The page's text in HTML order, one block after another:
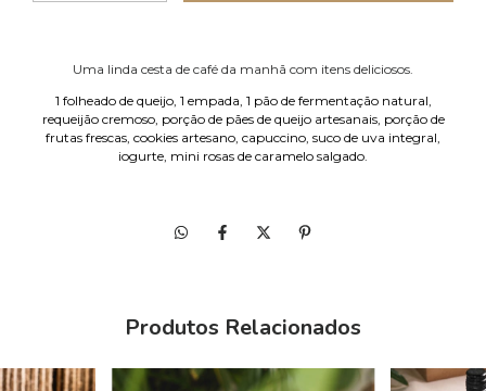
Uma linda cesta de café da manhã com itens deliciosos.
1 folheado de queijo, 1 empada, 1 pão de fermentação natural,
requeijão cremoso, porção de pães de queijo artesanais, porção de
frutas frescas, cookies artesano, capuccino, suco de uva integral,
iogurte, mini rosas de caramelo salgado.
Produtos Relacionados